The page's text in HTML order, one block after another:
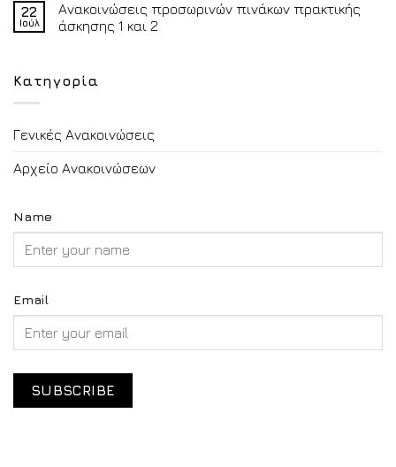
22
Ιούλ
Ανακοινώσεις προσωρινών πινάκων πρακτικής
άσκησης 1 και 2
Κατηγορία
Γενικές Ανακοινώσεις
Αρχείο Ανακοινώσεων
Name
Email